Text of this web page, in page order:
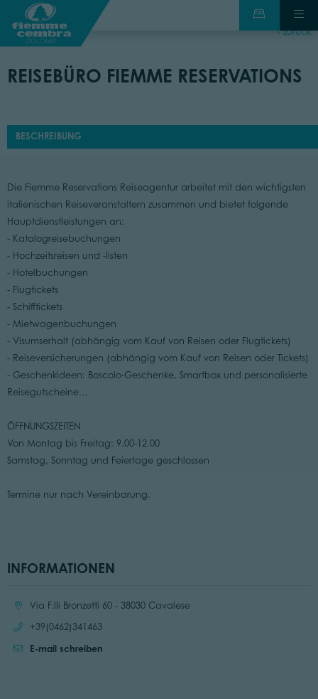
zurück
REISEBÜRO FIEMME RESERVATIONS
BESCHREIBUNG
Die Fiemme Reservations Reiseagentur arbeitet mit den wichtigsten
italienischen Reiseveranstaltern zusammen und bietet folgende
Hauptdienstleistungen an:
- Katalogreisebuchungen
- Hochzeitsreisen und -listen
- Hotelbuchungen
- Flugtickets
- Schifftickets
- Mietwagenbuchungen
- Visumserhalt (abhängig vom Kauf von Reisen oder Flugtickets)
- Reiseversicherungen (abhängig vom Kauf von Reisen oder Tickets)
- Geschenkideen: Boscolo-Geschenke, Smartbox und personalisierte
Reisegutscheine…
ÖFFNUNGSZEITEN
Von Montag bis Freitag: 9.00-12.00
Samstag, Sonntag und Feiertage geschlossen
Termine nur nach Vereinbarung.
INFORMATIONEN
Ort:
Via F.lli Bronzetti 60 - 38030 Cavalese
Anrufen:
+39(0462)341463
E-mail schreiben